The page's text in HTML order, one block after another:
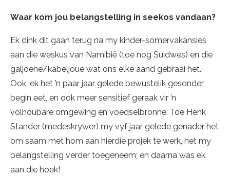
Waar kom jou belangstelling in seekos vandaan?
Ek dink dit gaan terug na my kinder-somervakansies
aan die weskus van Namibië (toe nog Suidwes) en die
galjoene/kabeljoue wat ons elke aand gebraai het.
Ook, ek het ’n paar jaar gelede bewustelik gesonder
begin eet, en ook meer sensitief geraak vir ’n
volhoubare omgewing en voedselbronne. Toe Henk
Stander (medeskrywer) my vyf jaar gelede genader het
om saam met hom aan hierdie projek te werk, het my
belangstelling verder toegeneem; en daarna was ek
aan die hoek!